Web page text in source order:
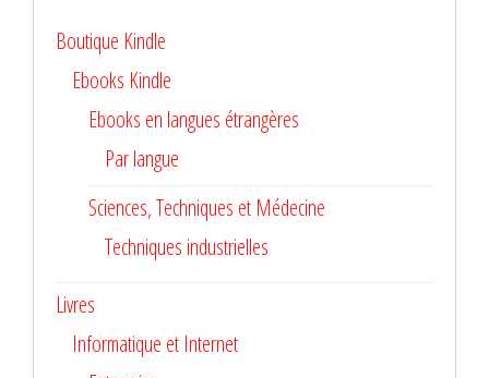
Boutique Kindle
Ebooks Kindle
Ebooks en langues étrangères
Par langue
Sciences, Techniques et Médecine
Techniques industrielles
Livres
Informatique et Internet